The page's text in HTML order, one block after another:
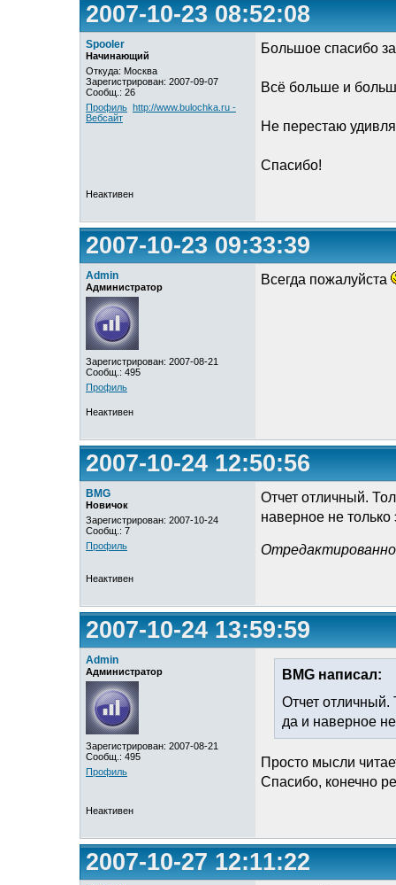
2007-10-23 08:52:08
Spooler
Начинающий
Откуда: Москва
Зарегистрирован: 2007-09-07
Сообщ.: 26
Профиль http://www.bulochka.ru -
Вебсайт
Большое спасибо
Всё больше и
Не перестаю
Спасибо!
Неактивен
2007-10-23 09:33:39
Admin
Администратор
Зарегистрирован: 2007-08-21
Сообщ.: 495
Профиль
Всегда пожалуйста
Неактивен
2007-10-24 12:50:56
BMG
Новичок
Зарегистрирован: 2007-10-24
Сообщ.: 7
Профиль
Отчет отличный.
наверное не только
Отредактированно
Неактивен
2007-10-24 13:59:59
Admin
Администратор
Зарегистрирован: 2007-08-21
Сообщ.: 495
Профиль
BMG написал:
Отчет отличный.
да и наверное не
Просто мысли
Спасибо, конечно
Неактивен
2007-10-27 12:11:22